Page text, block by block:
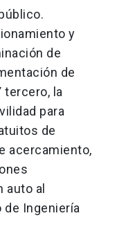
y
de
de
tercero, la
para
de
acercamiento,
al
de Ingeniería